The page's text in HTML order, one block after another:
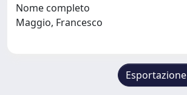
Nome completo
Maggio, Francesco
Esportazione